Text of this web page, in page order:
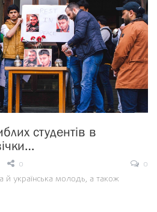
студентів в
0
0
українська молодь, а також